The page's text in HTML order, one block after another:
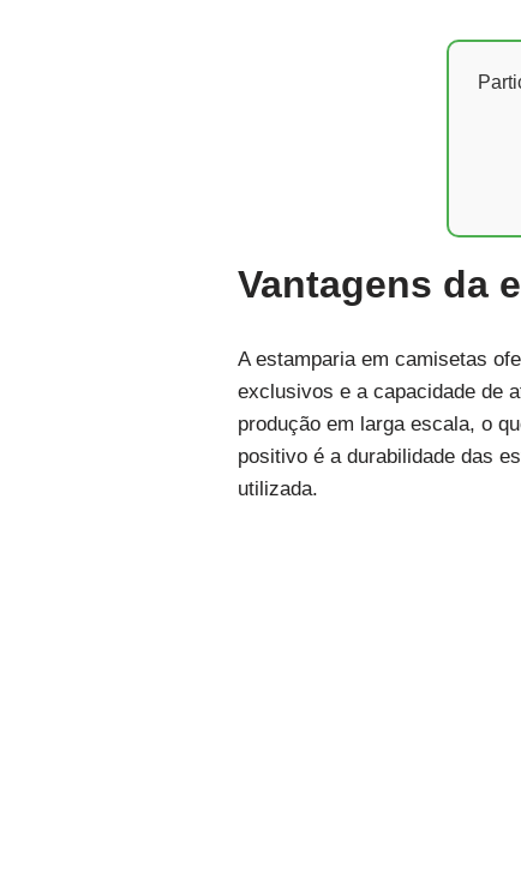
Vantagens da
A estamparia em camisetas
exclusivos e a capacidade de
produção em larga escala, o
positivo é a durabilidade das
utilizada.